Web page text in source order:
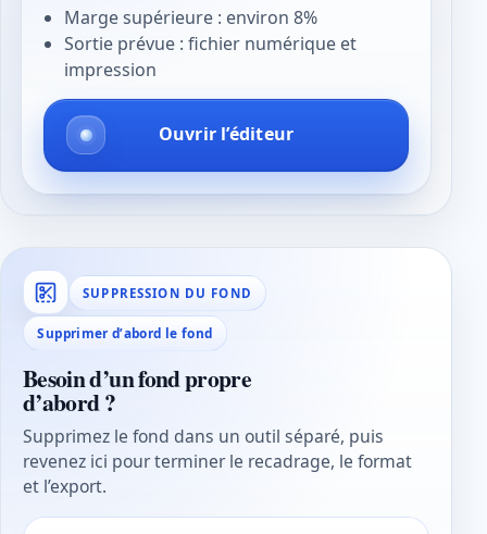
Marge supérieure : environ 8%
Sortie prévue : fichier numérique et
impression
Ouvrir l’éditeur
SUPPRESSION DU FOND
Supprimer d’abord le fond
Besoin d’un fond propre
d’abord ?
Supprimez le fond dans un outil séparé, puis
revenez ici pour terminer le recadrage, le format
et l’export.